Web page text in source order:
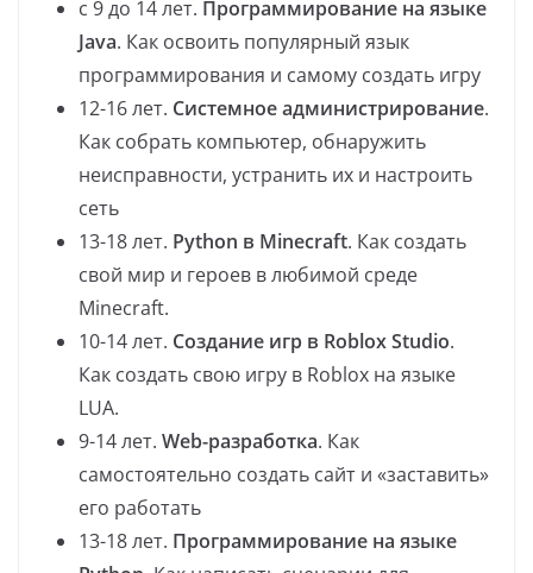
с 9 до 14 лет. Программирование на языке
Java. Как освоить популярный язык
программирования и самому создать игру
12-16 лет. Системное администрирование.
Как собрать компьютер, обнаружить
неисправности, устранить их и настроить
сеть
13-18 лет. Python в Minecraft. Как создать
свой мир и героев в любимой среде
Minecraft.
10-14 лет. Создание игр в Roblox Studio.
Как создать свою игру в Roblox на языке
LUA.
9-14 лет. Web-разработка. Как
самостоятельно создать сайт и «заставить»
его работать
13-18 лет. Программирование на языке